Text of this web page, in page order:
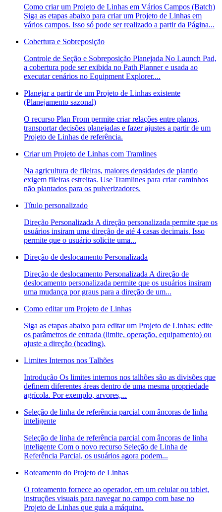
Como criar um Projeto de Linhas em Vários Campos (Batch)
Siga as etapas abaixo para criar um Projeto de Linhas em
vários campos. Isso só pode ser realizado a partir da Página...
Cobertura e Sobreposição
Controle de Seção e Sobreposição Planejada No Launch Pad,
a cobertura pode ser exibida no Path Planner e usada ao
executar cenários no Equipment Explorer....
Planejar a partir de um Projeto de Linhas existente
(Planejamento sazonal)
O recurso Plan From permite criar relações entre planos,
transportar decisões planejadas e fazer ajustes a partir de um
Projeto de Linhas de referência.
Criar um Projeto de Linhas com Tramlines
Na agricultura de fileiras, maiores densidades de plantio
exigem fileiras estreitas. Use Tramlines para criar caminhos
não plantados para os pulverizadores.
Título personalizado
Direção Personalizada A direção personalizada permite que os
usuários insiram uma direção de até 4 casas decimais. Isso
permite que o usuário solicite uma...
Direção de deslocamento Personalizada
Direção de deslocamento Personalizada A direção de
deslocamento personalizada permite que os usuários insiram
uma mudança por graus para a direção de um...
Como editar um Projeto de Linhas
Siga as etapas abaixo para editar um Projeto de Linhas: edite
os parâmetros de entrada (limite, operação, equipamento) ou
ajuste a direção (heading).
Limites Internos nos Talhões
Introdução Os limites internos nos talhões são as divisões que
definem diferentes áreas dentro de uma mesma propriedade
agrícola. Por exemplo, arvores,...
Seleção de linha de referência parcial com âncoras de linha
inteligente
Seleção de linha de referência parcial com âncoras de linha
inteligente Com o novo recurso Seleção de Linha de
Referência Parcial, os usuários agora podem...
Roteamento do Projeto de Linhas
O roteamento fornece ao operador, em um celular ou tablet,
instruções visuais para navegar no campo com base no
Projeto de Linhas que guia a máquina.